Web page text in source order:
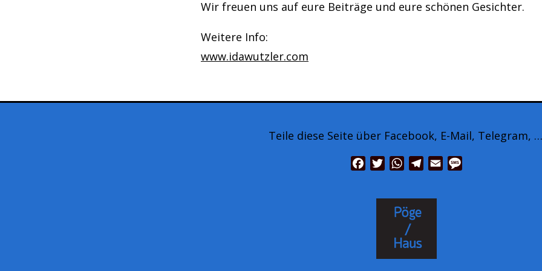
Wir freuen uns auf eure Beiträge und eure schönen Gesichter.
Weitere Info:
www.idawutzler.com
Teile diese Seite über Facebook, E-Mail, Telegram,
FacebookTwitterWhatsApp
Telegram
Email